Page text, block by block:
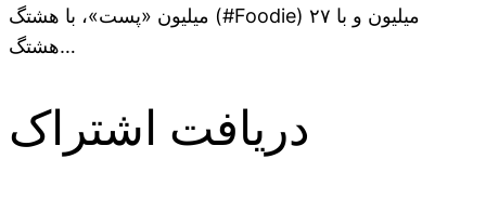
میلیون «پست»، با هشتگ (#Foodie) ۲۷ میلیون و با
هشتگ…
دریافت اشتراک